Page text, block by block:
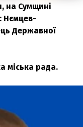
на Сумщині
Нємцев-
Державної
міська рада.